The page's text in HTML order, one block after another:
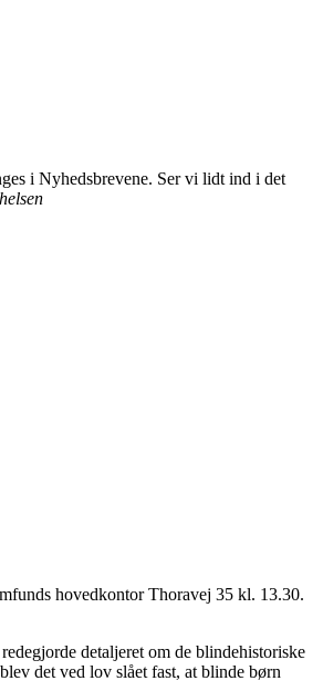
i Nyhedsbrevene. Ser vi lidt ind i det
hovedkontor Thoravej 35 kl. 13.30.
detaljeret om de blindehistoriske
det ved lov slået fast, at blinde børn